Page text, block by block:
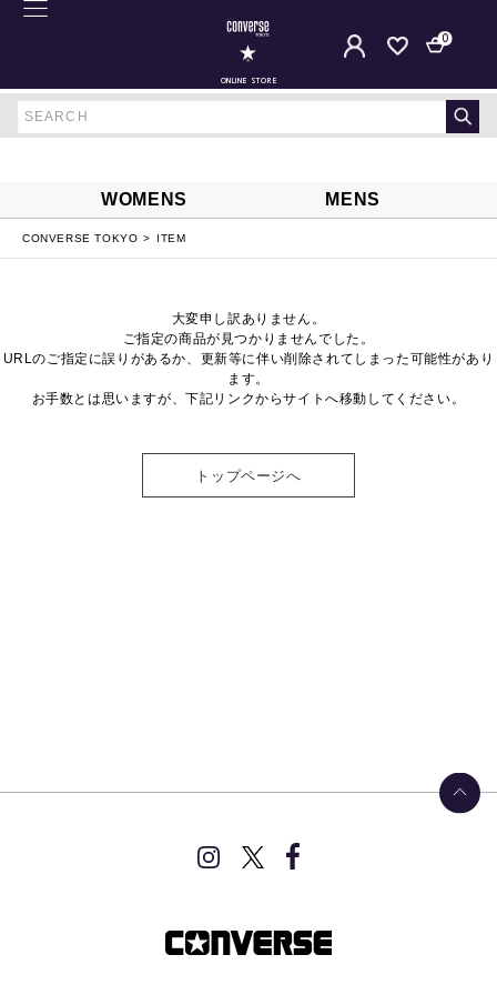
ONLINE STORE
0
WOMENS MENS
CONVERSE TOKYO ITEM
大変申し訳ありません。
ご指定の商品が見つかりませんでした。
URLのご指定に誤りがあるか、更新等に伴い削除されてしまった可能性があり
ます。
お手数とは思いますが、下記リンクからサイトへ移動してください。
トップページへ